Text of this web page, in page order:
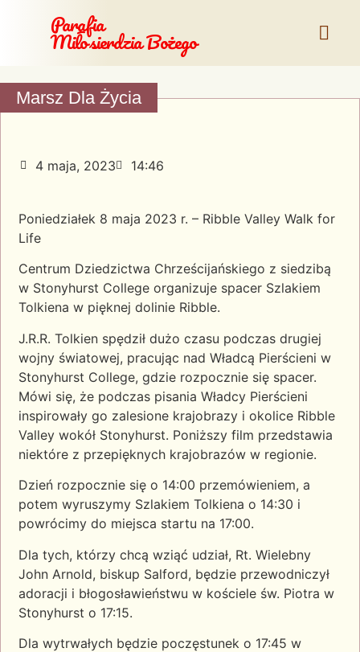
Parafia
Miłosierdzia Bożego
Marsz Dla Życia
4 maja, 2023 14:46
Poniedziałek 8 maja 2023 r. – Ribble Valley Walk for
Life
Centrum Dziedzictwa Chrześcijańskiego z siedzibą
w Stonyhurst College organizuje spacer Szlakiem
Tolkiena w pięknej dolinie Ribble.
J.R.R. Tolkien spędził dużo czasu podczas drugiej
wojny światowej, pracując nad Władcą Pierścieni w
Stonyhurst College, gdzie rozpocznie się spacer.
Mówi się, że podczas pisania Władcy Pierścieni
inspirowały go zalesione krajobrazy i okolice Ribble
Valley wokół Stonyhurst. Poniższy film przedstawia
niektóre z przepięknych krajobrazów w regionie.
Dzień rozpocznie się o 14:00 przemówieniem, a
potem wyruszymy Szlakiem Tolkiena o 14:30 i
powrócimy do miejsca startu na 17:00.
Dla tych, którzy chcą wziąć udział, Rt. Wielebny
John Arnold, biskup Salford, będzie przewodniczył
adoracji i błogosławieństwu w kościele św. Piotra w
Stonyhurst o 17:15.
Dla wytrwałych będzie poczęstunek o 17:45 w